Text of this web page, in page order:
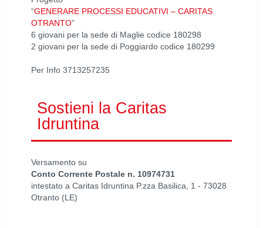
“GENERARE PROCESSI EDUCATIVI – CARITAS
OTRANTO”
6 giovani per la sede di Maglie codice 180298
2 giovani per la sede di Poggiardo codice 180299
Per Info 3713257235
Sostieni la Caritas
Idruntina
Versamento su
Conto Corrente Postale n. 10974731
intestato a Caritas Idruntina P.zza Basilica, 1 - 73028
Otranto (LE)